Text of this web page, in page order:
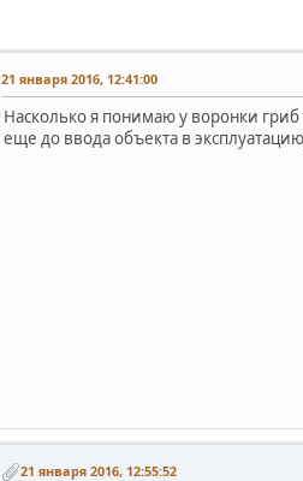
21 января 2016, 12:41:00
Насколько я понимаю у воронки
еще до ввода объекта в
21 января 2016, 12:55:52